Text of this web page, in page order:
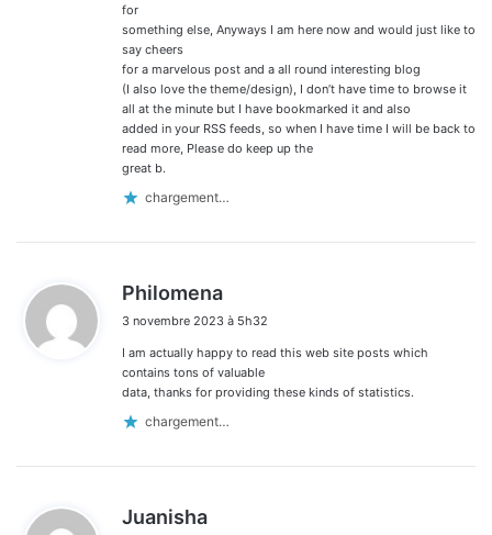
for
something else, Anyways I am here now and would just like to
say cheers
for a marvelous post and a all round interesting blog
(I also love the theme/design), I don’t have time to browse it
all at the minute but I have bookmarked it and also
added in your RSS feeds, so when I have time I will be back to
read more, Please do keep up the
great b.
chargement…
Philomena
t
:
3 novembre 2023 à 5h32
I am actually happy to read this web site posts which
contains tons of valuable
data, thanks for providing these kinds of statistics.
chargement…
Juanisha